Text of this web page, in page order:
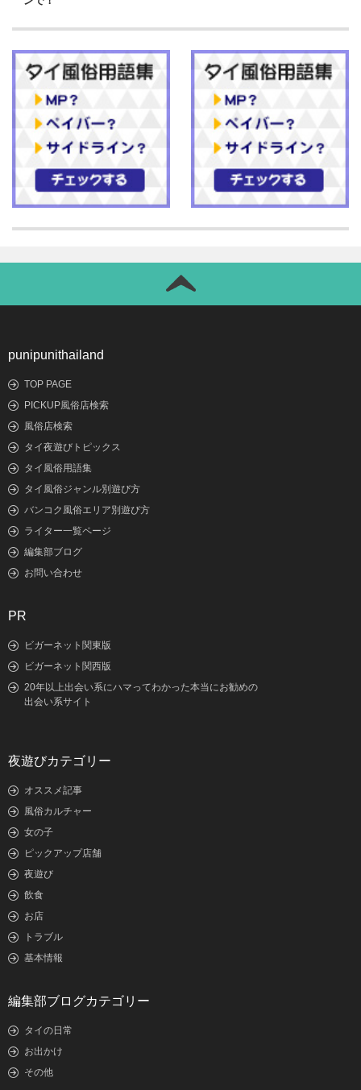
punipunithailand
TOP PAGE
PICKUP風俗店検索
風俗店検索
タイ夜遊びトピックス
タイ風俗用語集
タイ風俗ジャンル別遊び方
バンコク風俗エリア別遊び方
ライター一覧ページ
編集部ブログ
お問い合わせ
PR
ビガーネット関東版
ビガーネット関西版
20年以上出会い系にハマってわかった本当にお勧めの
出会い系サイト
夜遊びカテゴリー
オススメ記事
風俗カルチャー
女の子
ピックアップ店舗
夜遊び
飲食
お店
トラブル
基本情報
編集部ブログカテゴリー
タイの日常
お出かけ
その他